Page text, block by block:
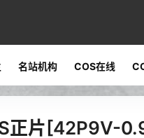
名站机构 COS在线
正片[42P9V-